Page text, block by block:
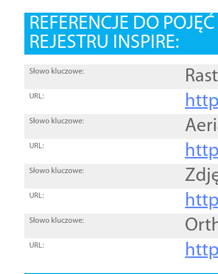
REFERENCJE DO
REJESTRU INSPIRE:
Słowo kluczowe:
URL:
Słowo kluczowe:
URL:
Słowo kluczowe:
URL:
Słowo kluczowe:
URL: